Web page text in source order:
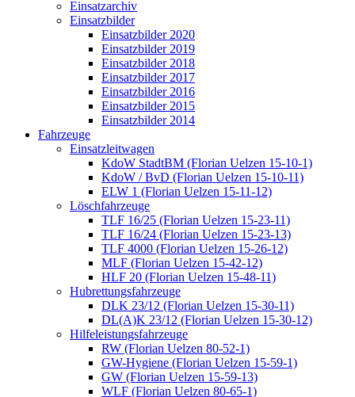
Einsatzarchiv
Einsatzbilder
Einsatzbilder 2020
Einsatzbilder 2019
Einsatzbilder 2018
Einsatzbilder 2017
Einsatzbilder 2016
Einsatzbilder 2015
Einsatzbilder 2014
Fahrzeuge
Einsatzleitwagen
KdoW StadtBM (Florian Uelzen 15-10-1)
KdoW / BvD (Florian Uelzen 15-10-11)
ELW 1 (Florian Uelzen 15-11-12)
Löschfahrzeuge
TLF 16/25 (Florian Uelzen 15-23-11)
TLF 16/24 (Florian Uelzen 15-23-13)
TLF 4000 (Florian Uelzen 15-26-12)
MLF (Florian Uelzen 15-42-12)
HLF 20 (Florian Uelzen 15-48-11)
Hubrettungsfahrzeuge
DLK 23/12 (Florian Uelzen 15-30-11)
DL(A)K 23/12 (Florian Uelzen 15-30-12)
Hilfeleistungsfahrzeuge
RW (Florian Uelzen 80-52-1)
GW-Hygiene (Florian Uelzen 15-59-1)
GW (Florian Uelzen 15-59-13)
WLF (Florian Uelzen 80-65-1)